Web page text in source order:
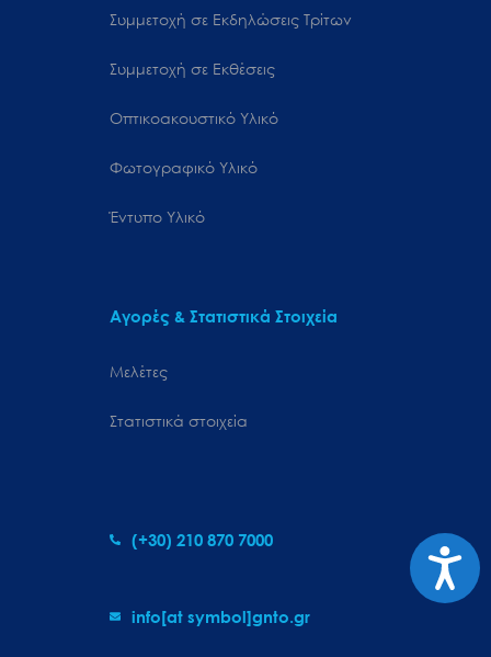
Συμμετοχή σε Εκδηλώσεις Τρίτων
Συμμετοχή σε Εκθέσεις
Οπτικοακουστικό Υλικό
Φωτογραφικό Υλικό
Έντυπο Υλικό
Αγορές & Στατιστικά Στοιχεία
Μελέτες
Στατιστικά στοιχεία
(+30) 210 870 7000
info[at symbol]gnto.gr